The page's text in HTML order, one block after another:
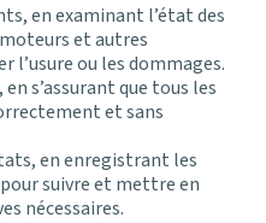
en examinant l’état des
et autres
ou les dommages.
s’assurant que tous les
et sans
en enregistrant les
suivre et mettre en
nécessaires.